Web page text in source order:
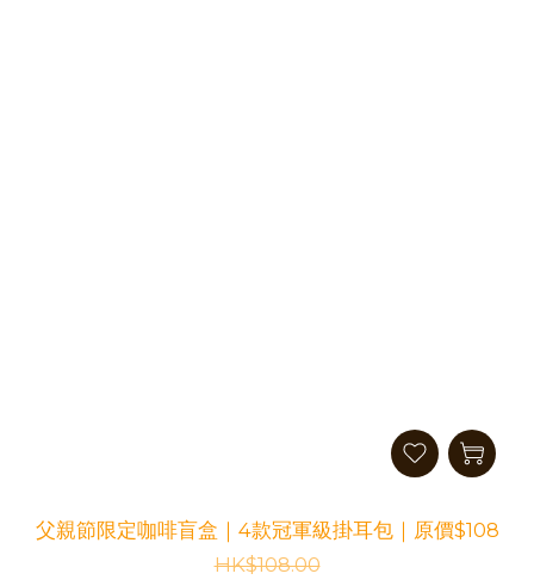
父親節限定咖啡盲盒｜4款冠軍級掛耳包｜原價$108
HK$108.00